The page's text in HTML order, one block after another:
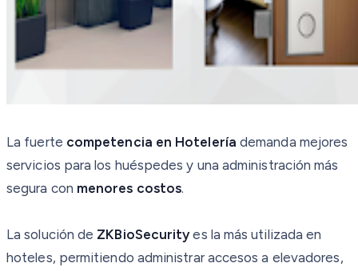
La fuerte competencia en Hotelería demanda mejores
servicios para los huéspedes y una administración más
segura con menores costos.
La solución de ZKBioSecurityes la más utilizada en
hoteles, permitiendo administrar accesos a elevadores,